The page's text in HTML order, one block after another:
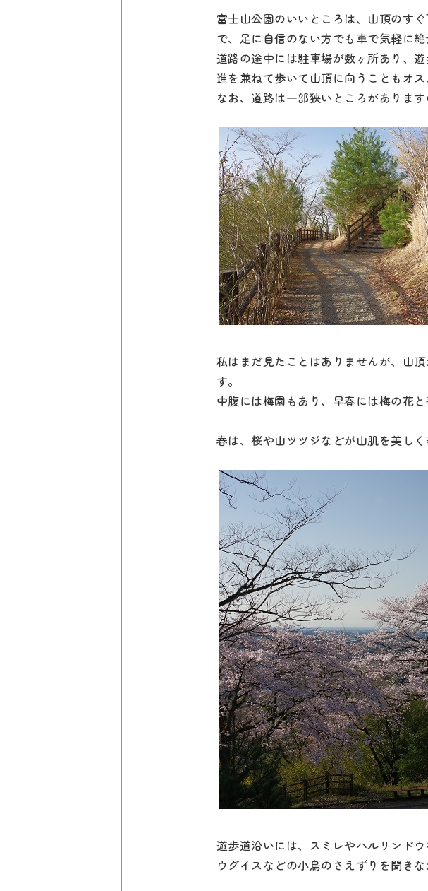
富士山公園のいいところは、山頂のす
で、足に自信のない方でも車で気軽に
道路の途中には駐車場が数ヶ所あり、
進を兼ねて歩いて山頂に向うこともオス
なお、道路は一部狭いところがありま
私はまだ見たことはありませんが、山
す。
中腹には梅園もあり、早春には梅の花
春は、桜や山ツツジなどが山肌を美しく
遊歩道沿いには、スミレやハルリンド
ウグイスなどの小鳥のさえずりを聞き